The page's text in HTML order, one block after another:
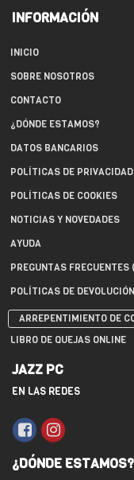
INFORMACIÓN
INICIO
SOBRE NOSOTROS
CONTACTO
¿DÓNDE ESTAMOS?
DATOS BANCARIOS
POLÍTICAS DE PRIVACIDAD
POLÍTICAS DE COOKIES
NOTICIAS Y NOVEDADES
AYUDA
PREGUNTAS FRECUENTES
POLÍTICAS DE DEVOLUCIÓN
ARREPENTIMIENTO DE
LIBRO DE QUEJAS ONLINE
JAZZ PC
EN LAS REDES
¿DÓNDE ESTAMOS?